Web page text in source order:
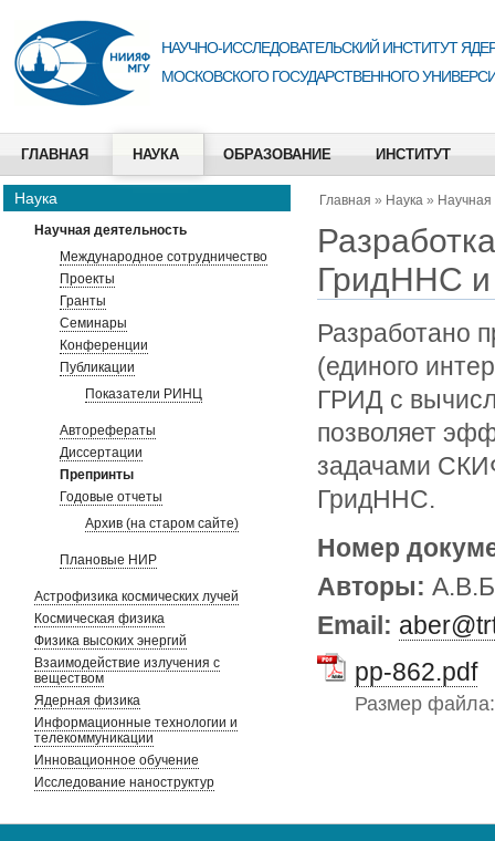
НАУЧНО-ИССЛЕДОВАТЕЛЬСКИЙ ИНСТИТУТ
МОСКОВСКОГО ГОСУДАРСТВЕННОГО
ГЛАВНАЯ НАУКА ОБРАЗОВАНИЕ ИНСТИТУТ
Наука
Научная деятельность
Международное сотрудничество
Проекты
Гранты
Семинары
Конференции
Публикации
Показатели РИНЦ
Авторефераты
Диссертации
Препринты
Годовые отчеты
Архив (на старом сайте)
Плановые НИР
Астрофизика космических лучей
Космическая физика
Физика высоких энергий
Взаимодействие излучения с
веществом
Ядерная физика
Информационные технологии и
телекоммуникации
Инновационное обучение
Исследование наноструктур
Главная » Наука » Научная
ГридННС
Разработано
(единого
ГРИД с
позволяет
задачами
ГридННС.
Номер
Авторы:
Email:
pp-862.pdf
Размер